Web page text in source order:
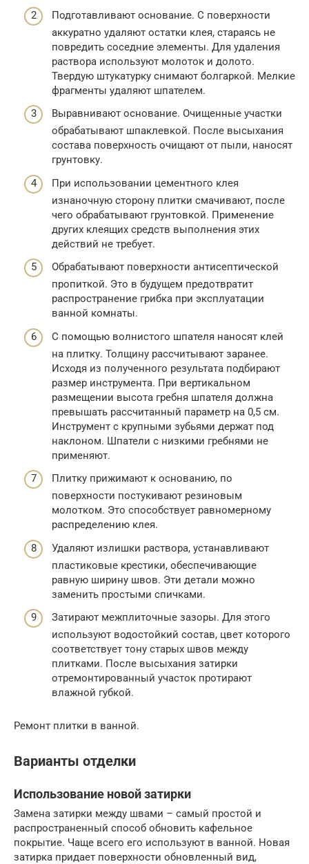
Подготавливают основание. С поверхности
аккуратно удаляют остатки клея, стараясь не
повредить соседние элементы. Для удаления
раствора используют молоток и долото.
Твердую штукатурку снимают болгаркой. Мелкие
фрагменты удаляют шпателем.
Выравнивают основание. Очищенные участки
обрабатывают шпаклевкой. После высыхания
состава поверхность очищают от пыли, наносят
грунтовку.
При использовании цементного клея
изнаночную сторону плитки смачивают, после
чего обрабатывают грунтовкой. Применение
других клеящих средств выполнения этих
действий не требует.
Обрабатывают поверхности антисептической
пропиткой. Это в будущем предотвратит
распространение грибка при эксплуатации
ванной комнаты.
С помощью волнистого шпателя наносят клей
на плитку. Толщину рассчитывают заранее.
Исходя из полученного результата подбирают
размер инструмента. При вертикальном
размещении высота гребня шпателя должна
превышать рассчитанный параметр на 0,5 см.
Инструмент с крупными зубьями держат под
наклоном. Шпатели с низкими гребнями не
применяют.
Плитку прижимают к основанию, по
поверхности постукивают резиновым
молотком. Это способствует равномерному
распределению клея.
Удаляют излишки раствора, устанавливают
пластиковые крестики, обеспечивающие
равную ширину швов. Эти детали можно
заменить простыми спичками.
Затирают межплиточные зазоры. Для этого
используют водостойкий состав, цвет которого
соответствует тону старых швов между
плитками. После высыхания затирки
отремонтированный участок протирают
влажной губкой.
Ремонт плитки в ванной.
Варианты отделки
Использование новой затирки
Замена затирки между швами – самый простой и
распространенный способ обновить кафельное
покрытие. Чаще всего его используют в ванной. Новая
затирка придает поверхности обновленный вид,